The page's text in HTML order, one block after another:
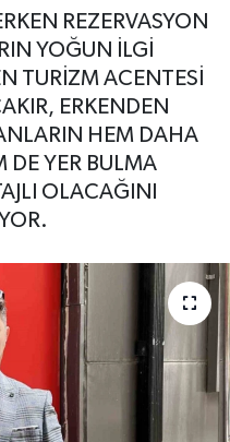
REZERVASYON
YOĞUN İLGİ
TURİZM ACENTESİ
ERKENDEN
HEM DAHA
DE YER BULMA
OLACAĞINI